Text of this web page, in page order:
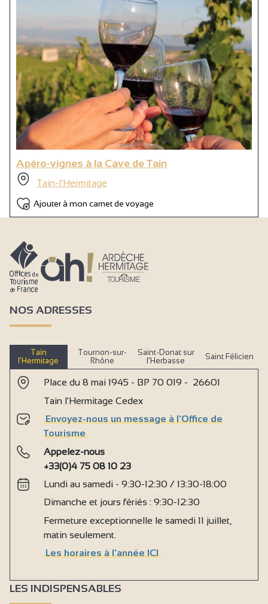
Apéro-vignes à la Cave de Tain
Tain-l'Hermitage
Ajouter à mon carnet de voyage
NOS ADRESSES
Tain
l’Hermitage
Tournon-sur-
Rhône
Saint-Donat sur
l’Herbasse
Saint Félicien
Place du 8 mai 1945 - BP 70 019 - 26601
Tain l'Hermitage Cedex
Envoyez-nous un message à l'Office de
Tourisme
Appelez-nous
+33(0)4 75 08 10 23
Lundi au samedi - 9:30-12:30 / 13:30-18:00
Dimanche et jours fériés : 9:30-12:30
Fermeture exceptionnelle le samedi 11 juillet,
matin seulement.
Les horaires à l'année ICI
LES INDISPENSABLES